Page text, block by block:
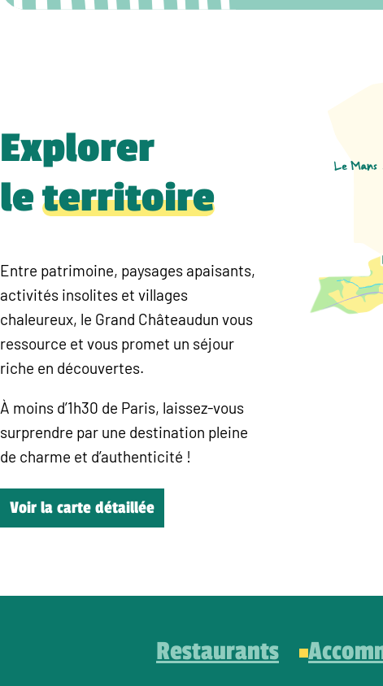
Explorer
leterritoire
Entre patrimoine, paysages apaisants,
activités insolites et villages
chaleureux, le Grand Châteaudun vous
ressource et vous promet un séjour
riche en découvertes.
À moins d’1h30 de Paris, laissez-vous
surprendre par une destination pleine
de charme et d’authenticité !
Voir la carte détaillée
Restaurants